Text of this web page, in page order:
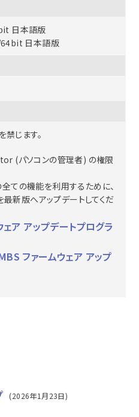
日本語版
日本語版
じます。
(パソコンの管理者) の権限
の機能を利用するために、
新版へアップデートしてくだ
ア アップデートプログラ
ファームウェア アップ
(2026年1月23日)